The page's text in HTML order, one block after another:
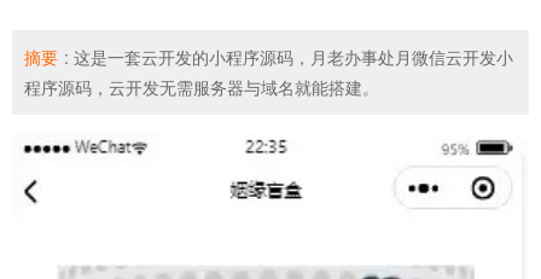
摘要 : 这是一套云开发的小程序源码，月老办事处月微信云开发小
程序源码，云开发无需服务器与域名就能搭建。